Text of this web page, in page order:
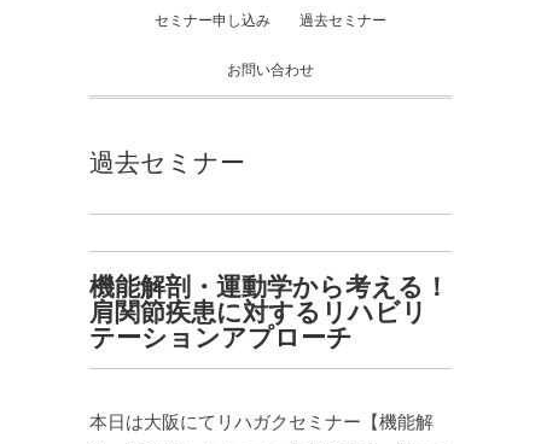
セミナー申し込み 過去セミナー
お問い合わせ
過去セミナー
機能解剖・運動学から考える！
肩関節疾患に対するリハビリ
テーションアプローチ
本日は大阪にてリハガクセミナー【機能解